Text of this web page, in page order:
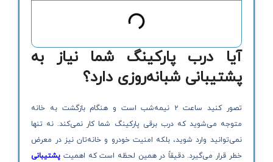
آیا درب پارکینگ شما نیاز به
پشتیبانی شبانه‌روزی دارد؟
تصور کنید ساعت ۲ نیمه‌شب است و هنگام بازگشت به خانه
متوجه می‌شوید که درب برقی پارکینگ شما کار نمی‌کند. نه تنها
نمی‌توانید وارد شوید، بلکه امنیت خودرو و خانه‌تان نیز در معرض
خطر قرار می‌گیرد. دقیقاً در همین لحظه است که اهمیت پشتیبانی